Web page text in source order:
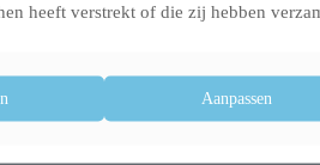
2%, ruwe as 5,7%, vocht 10%,
heeft verstrekt of die zij hebben
Aanpassen